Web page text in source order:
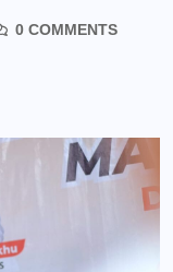
0 COMMENTS